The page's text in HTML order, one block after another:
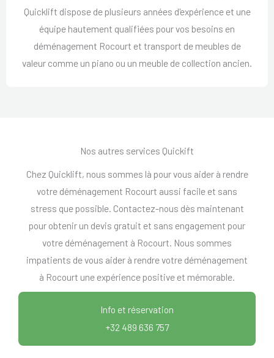
Quicklift dispose de plusieurs années d'expérience et une
équipe hautement qualifiées pour vos besoins en
déménagement Rocourt et transport de meubles de
valeur comme un piano ou un meuble de collection ancien.
Nos autres services Quickift
Chez Quicklift, nous sommes là pour vous aider à rendre
votre déménagement Rocourt aussi facile et sans
stress que possible. Contactez-nous dès maintenant
pour obtenir un devis gratuit et sans engagement pour
votre déménagement à Rocourt. Nous sommes
impatients de vous aider à rendre votre déménagement
à Rocourt une expérience positive et mémorable.
Info et réservation
+32 489 636 757